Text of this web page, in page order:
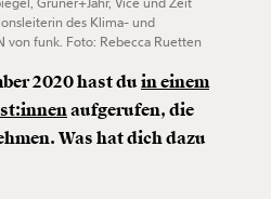
des Klima- und
von funk. Foto: Rebecca Ruetten
2020 hast du in einem
aufgerufen, die
Was hat dich dazu